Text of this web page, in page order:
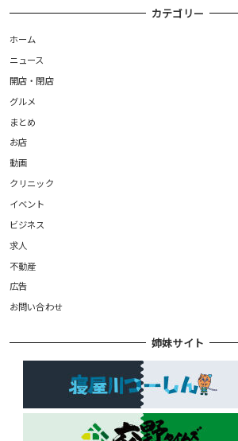
カテゴリー
ホーム
ニュース
開店・閉店
グルメ
まとめ
お店
動画
クリニック
イベント
ビジネス
求人
不動産
広告
お問い合わせ
姉妹サイト